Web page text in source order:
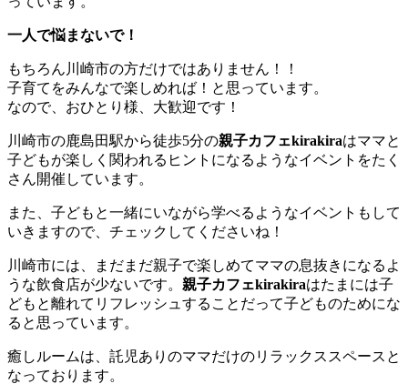
一人で悩まないで！
もちろん川崎市の方だけではありません！！
子育てをみんなで楽しめれば！と思っています。
なので、おひとり様、大歓迎です！
川崎市の鹿島田駅から徒歩5分の親子カフェkirakiraはママと
子どもが楽しく関われるヒントになるようなイベントをたく
さん開催しています。
また、子どもと一緒にいながら学べるようなイベントもして
いきますので、チェックしてくださいね！
川崎市には、まだまだ親子で楽しめてママの息抜きになるよ
うな飲食店が少ないです。 親子カフェkirakiraはたまには子
どもと離れてリフレッシュすることだって子どものためにな
ると思っています。
癒しルームは、託児ありのママだけのリラックススペースと
なっております。